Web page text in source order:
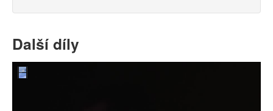
Další díly